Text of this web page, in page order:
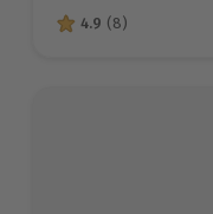
4.9 von 5 Sternen
4.9 (8)